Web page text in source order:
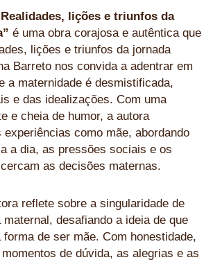
lições e triunfos da
é uma obra corajosa e autêntica que
lições e triunfos da jornada
Barreto nos convida a adentrar em
a maternidade é desmistificada,
e das idealizações. Com uma
e cheia de humor, a autora
como mãe, abordando
a dia, as pressões sociais e os
as decisões maternas.
reflete sobre a singularidade de
desafiando a ideia de que
de ser mãe. Com honestidade,
de dúvida, as alegrias e as